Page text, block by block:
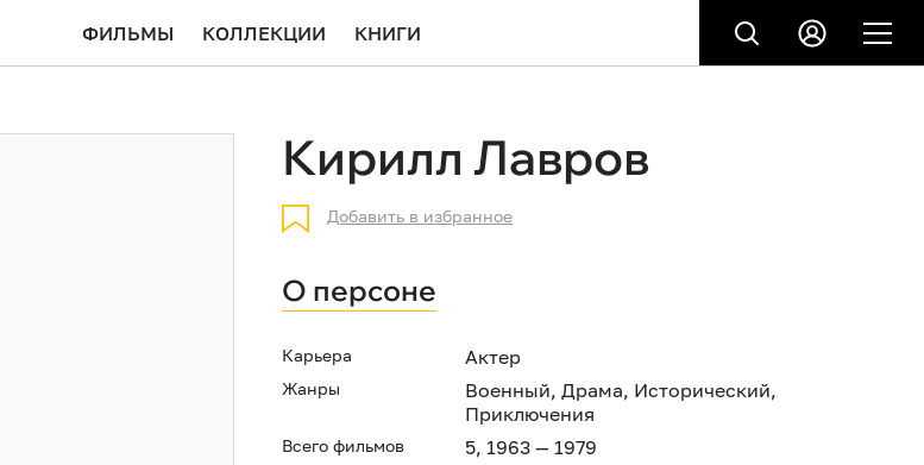
ФИЛЬМЫ КОЛЛЕКЦИИ КНИГИ
Кирилл Лавров
Добавить в избранное
О персоне
Карьера Актер
Жанры Военный, Драма, Исторический,
Приключения
Всего фильмов 5, 1963 — 1979